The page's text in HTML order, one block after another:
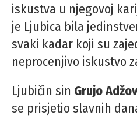
iskustva u njegovoj
je Ljubica bila
svaki kadar koji su
neprocenjivo iskustvo
Ljubičin sin Grujo
se prisjetio slavnih